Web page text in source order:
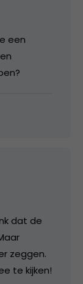
een
dat de
zeggen.
te kijken!